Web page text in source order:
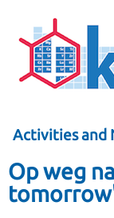
Activities and
Op weg